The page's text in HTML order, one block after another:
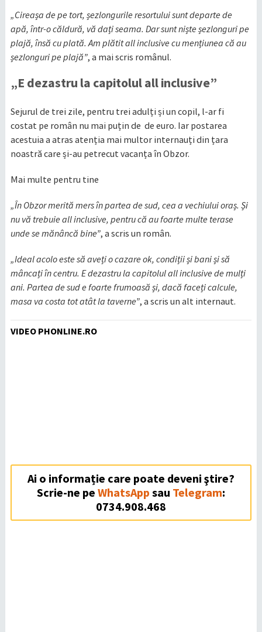
„Cireașa de pe tort, șezlongurile resortului sunt departe de
apă, într-o căldură, vă dați seama. Dar sunt niște șezlonguri pe
plajă, însă cu plată. Am plătit all inclusive cu mențiunea că au
șezlonguri pe plajă”, a mai scris românul.
„E dezastru la capitolul all inclusive”
Sejurul de trei zile, pentru trei adulți și un copil, l-ar fi
costat pe român nu mai puțin de de euro. Iar postarea
acestuia a atras atenția mai multor internauți din țara
noastră care și-au petrecut vacanța în Obzor.
Mai multe pentru tine
„În Obzor merită mers în partea de sud, cea a vechiului oraș. Și
nu vă trebuie all inclusive, pentru că au foarte multe terase
unde se mănâncă bine”, a scris un român.
„Ideal acolo este să aveți o cazare ok, condiții și bani și să
mâncați în centru. E dezastru la capitolul all inclusive de mulți
ani. Partea de sud e foarte frumoasă și, dacă faceți calcule,
masa va costa tot atât la taverne”, a scris un alt internaut.
VIDEO PHONLINE.RO
Ai o informație care poate deveni ştire?
Scrie-ne pe WhatsApp sau Telegram:
0734.908.468